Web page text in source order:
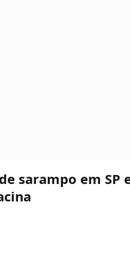
sarampo em SP